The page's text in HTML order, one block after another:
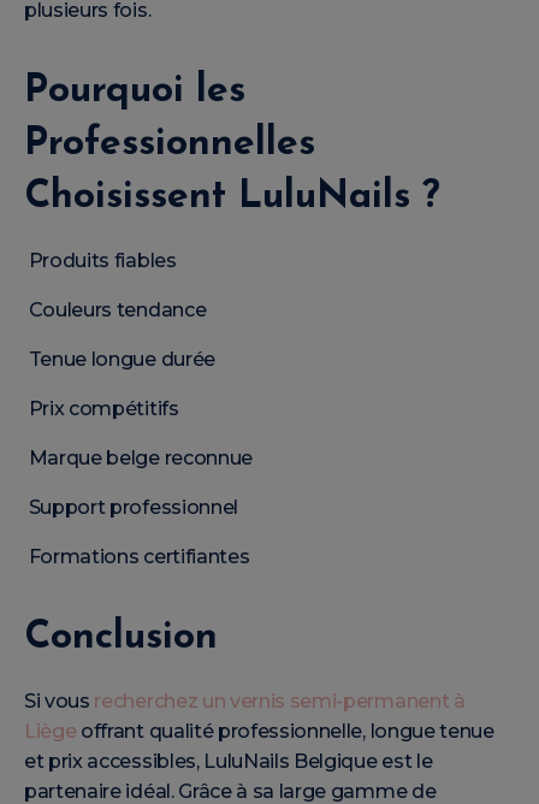
plusieurs fois.
Pourquoi les
Professionnelles
Choisissent LuluNails ?
Produits fiables
Couleurs tendance
Tenue longue durée
Prix compétitifs
Marque belge reconnue
Support professionnel
Formations certifiantes
Conclusion
Si vous recherchez un vernis semi-permanent à
Liège offrant qualité professionnelle, longue tenue
et prix accessibles, LuluNails Belgique est le
partenaire idéal. Grâce à sa large gamme de